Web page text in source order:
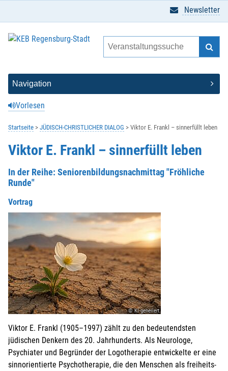
Vorlesen
Newsletter
Startseite JÜDISCH-CHRISTLICHER DIALOG Viktor E. Frankl – sinnerfüllt leben
Viktor E. Frankl – sinnerfüllt leben
In der Reihe: Seniorenbildungsnachmittag "Fröhliche
Runde"
Vortrag
© KI-generiert
Viktor E. Frankl (1905–1997) zählt zu den bedeutendsten
jüdischen Denkern des 20. Jahrhunderts. Als Neurologe,
Psychiater und Begründer der Logotherapie entwickelte er eine
sinnorientierte Psychotherapie, die den Menschen als freiheits-